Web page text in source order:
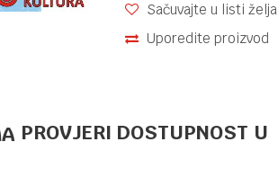
Sačuvajte u listi želja
Uporedite proizvod
PROVJERI DOSTUPNOST U
UZRAST OD 3 DO 6 GODINA 15,00